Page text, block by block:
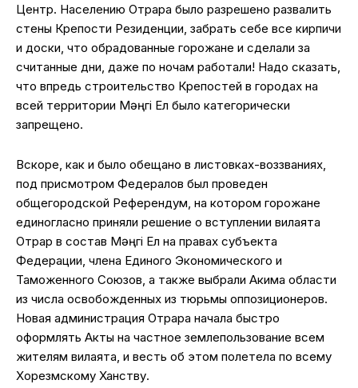
Центр. Населению Отрара было разрешено развалить
стены Крепости Резиденции, забрать себе все кирпичи
и доски, что обрадованные горожане и сделали за
считанные дни, даже по ночам работали! Надо сказать,
что впредь строительство Крепостей в городах на
всей территории Мәңгі Ел было категорически
запрещено.
Вскоре, как и было обещано в листовках-воззваниях,
под присмотром Федералов был проведен
общегородской Референдум, на котором горожане
единогласно приняли решение о вступлении вилаята
Отрар в состав Мәңгі Ел на правах субъекта
Федерации, члена Единого Экономического и
Таможенного Союзов, а также выбрали Акима области
из числа освобожденных из тюрьмы оппозиционеров.
Новая администрация Отрара начала быстро
оформлять Акты на частное землепользование всем
жителям вилаята, и весть об этом полетела по всему
Хорезмскому Ханству.